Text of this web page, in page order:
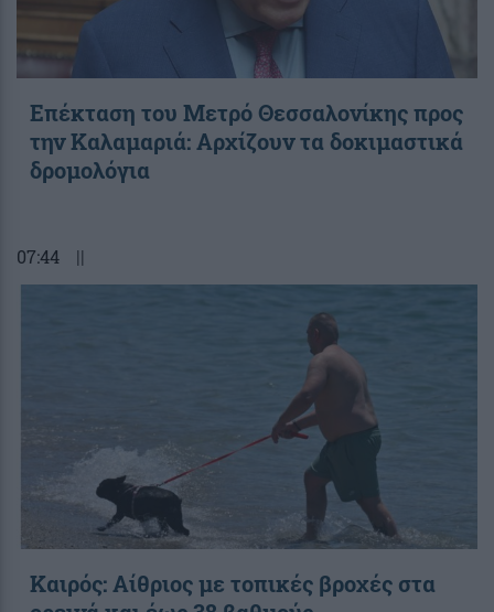
Επέκταση του Μετρό Θεσσαλονίκης προς
την Καλαμαριά: Αρχίζουν τα δοκιμαστικά
δρομολόγια
07:44 ||
Καιρός: Αίθριος με τοπικές βροχές στα